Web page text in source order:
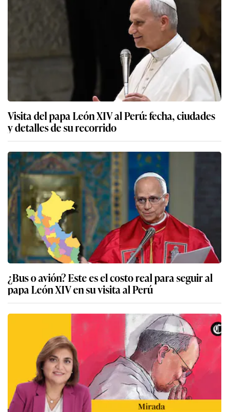
Visita del papa León XIV al Perú: fecha, ciudades
y detalles de su recorrido
¿Bus o avión? Este es el costo real para seguir al
papa León XIV en su visita al Perú